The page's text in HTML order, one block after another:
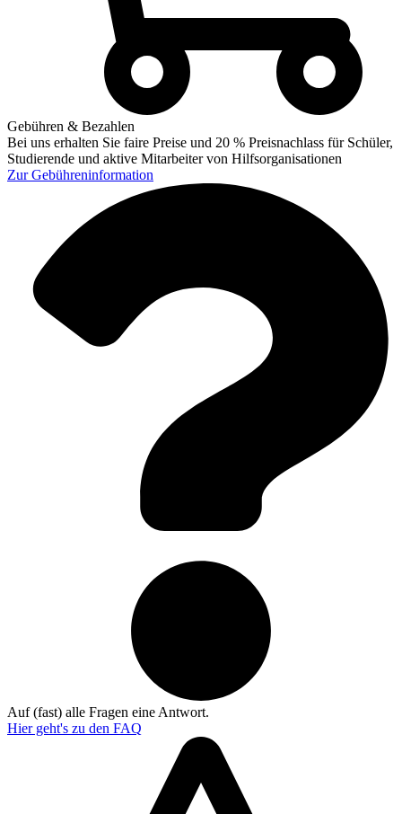
Gebühren & Bezahlen
Bei uns erhalten Sie faire Preise und 20 % Preisnachlass für Schüler,
Studierende und aktive Mitarbeiter von Hilfsorganisationen
ZurGebühreninformation
Auf (fast) alle Fragen eine Antwort.
Hier geht's zu den FAQ